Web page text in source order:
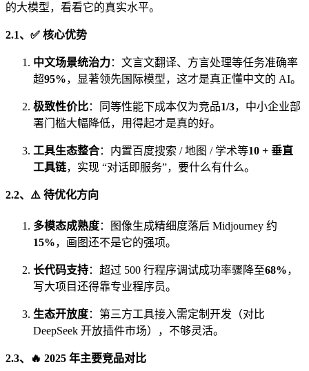
的大模型，看看它的真实水平。
2.1、✅ 核心优势
中文场景统治力：文言文翻译、方言处理等任务准确率
超95%，显著领先国际模型，这才是真正懂中文的 AI。
极致性价比：同等性能下成本仅为竞品1/3，中小企业部
署门槛大幅降低，用得起才是真的好。
工具生态整合：内置百度搜索 / 地图 / 学术等10 + 垂直
工具链，实现 “对话即服务”，要什么有什么。
2.2、⚠️ 待优化方向
多模态成熟度：图像生成精细度落后 Midjourney 约
15%，画图还不是它的强项。
长代码支持：超过 500 行程序调试成功率骤降至68%，
写大项目还得靠专业程序员。
生态开放度：第三方工具接入需定制开发（对比
DeepSeek 开放插件市场），不够灵活。
2.3、🔥 2025 年主要竞品对比